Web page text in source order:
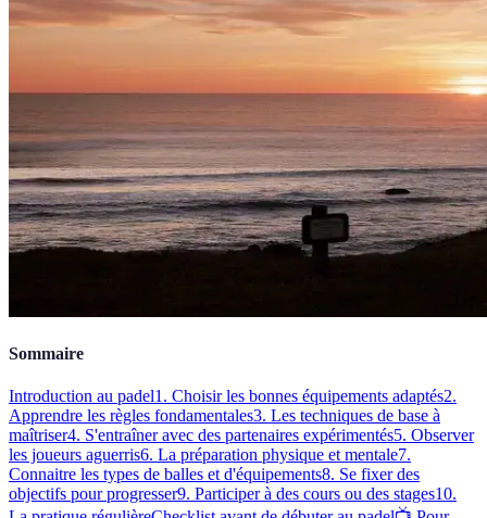
Sommaire
Introduction au padel1. Choisir les bonnes équipements adaptés2.
Apprendre les règles fondamentales3. Les techniques de base à
maîtriser4. S'entraîner avec des partenaires expérimentés5. Observer
les joueurs aguerris6. La préparation physique et mentale7.
Connaitre les types de balles et d'équipements8. Se fixer des
objectifs pour progresser9. Participer à des cours ou des stages10.